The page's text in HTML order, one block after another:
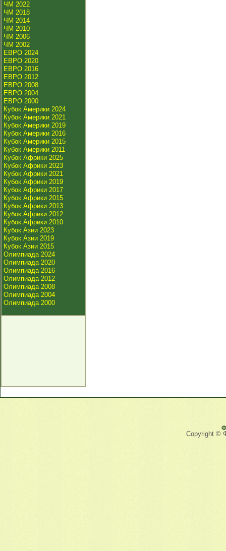
ЧМ 2022
ЧМ 2018
ЧМ 2014
ЧМ 2010
ЧМ 2006
ЧМ 2002
ЕВРО 2024
ЕВРО 2020
ЕВРО 2016
ЕВРО 2012
ЕВРО 2008
ЕВРО 2004
ЕВРО 2000
Кубок Америки 2024
Кубок Америки 2021
Кубок Америки 2019
Кубок Америки 2016
Кубок Америки 2015
Кубок Америки 2011
Кубок Африки 2025
Кубок Африки 2023
Кубок Африки 2021
Кубок Африки 2019
Кубок Африки 2017
Кубок Африки 2015
Кубок Африки 2013
Кубок Африки 2012
Кубок Африки 2010
Кубок Азии 2023
Кубок Азии 2019
Кубок Азии 2015
Олимпиада 2024
Олимпиада 2020
Олимпиада 2016
Олимпиада 2012
Олимпиада 2008
Олимпиада 2004
Олимпиада 2000
Copyright ©